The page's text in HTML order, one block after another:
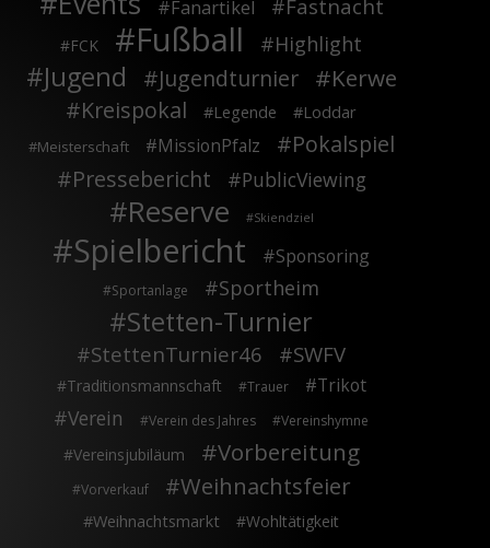
Fanartikel Fastnacht
FCK Fußball Highlight
Jugend Jugendturnier Kerwe
Kreispokal Legende Loddar
Meisterschaft MissionPfalz
Pokalspiel
Pressebericht
PublicViewing
Reserve Skiendziel
Spielbericht Sponsoring
Sportanlage Sportheim
Stetten-Turnier
StettenTurnier46 SWFV
Traditionsmannschaft Trauer Trikot
Verein Verein des Jahres Vereinshymne
Vereinsjubiläum Vorbereitung
Vorverkauf Weihnachtsfeier
Weihnachtsmarkt Wohltätigkeit